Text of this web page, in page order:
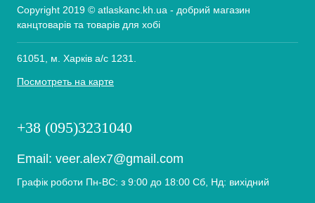
Copyright 2019 © atlaskanc.kh.ua - добрий магазин
канцтоварів та товарів для хобі
61051, м. Харків а/с 1231.
Посмотреть на карте
+38 (095)3231040
Email: veer.alex7@gmail.com
Графік роботи Пн-ВС: з 9:00 до 18:00 Сб, Нд: вихідний